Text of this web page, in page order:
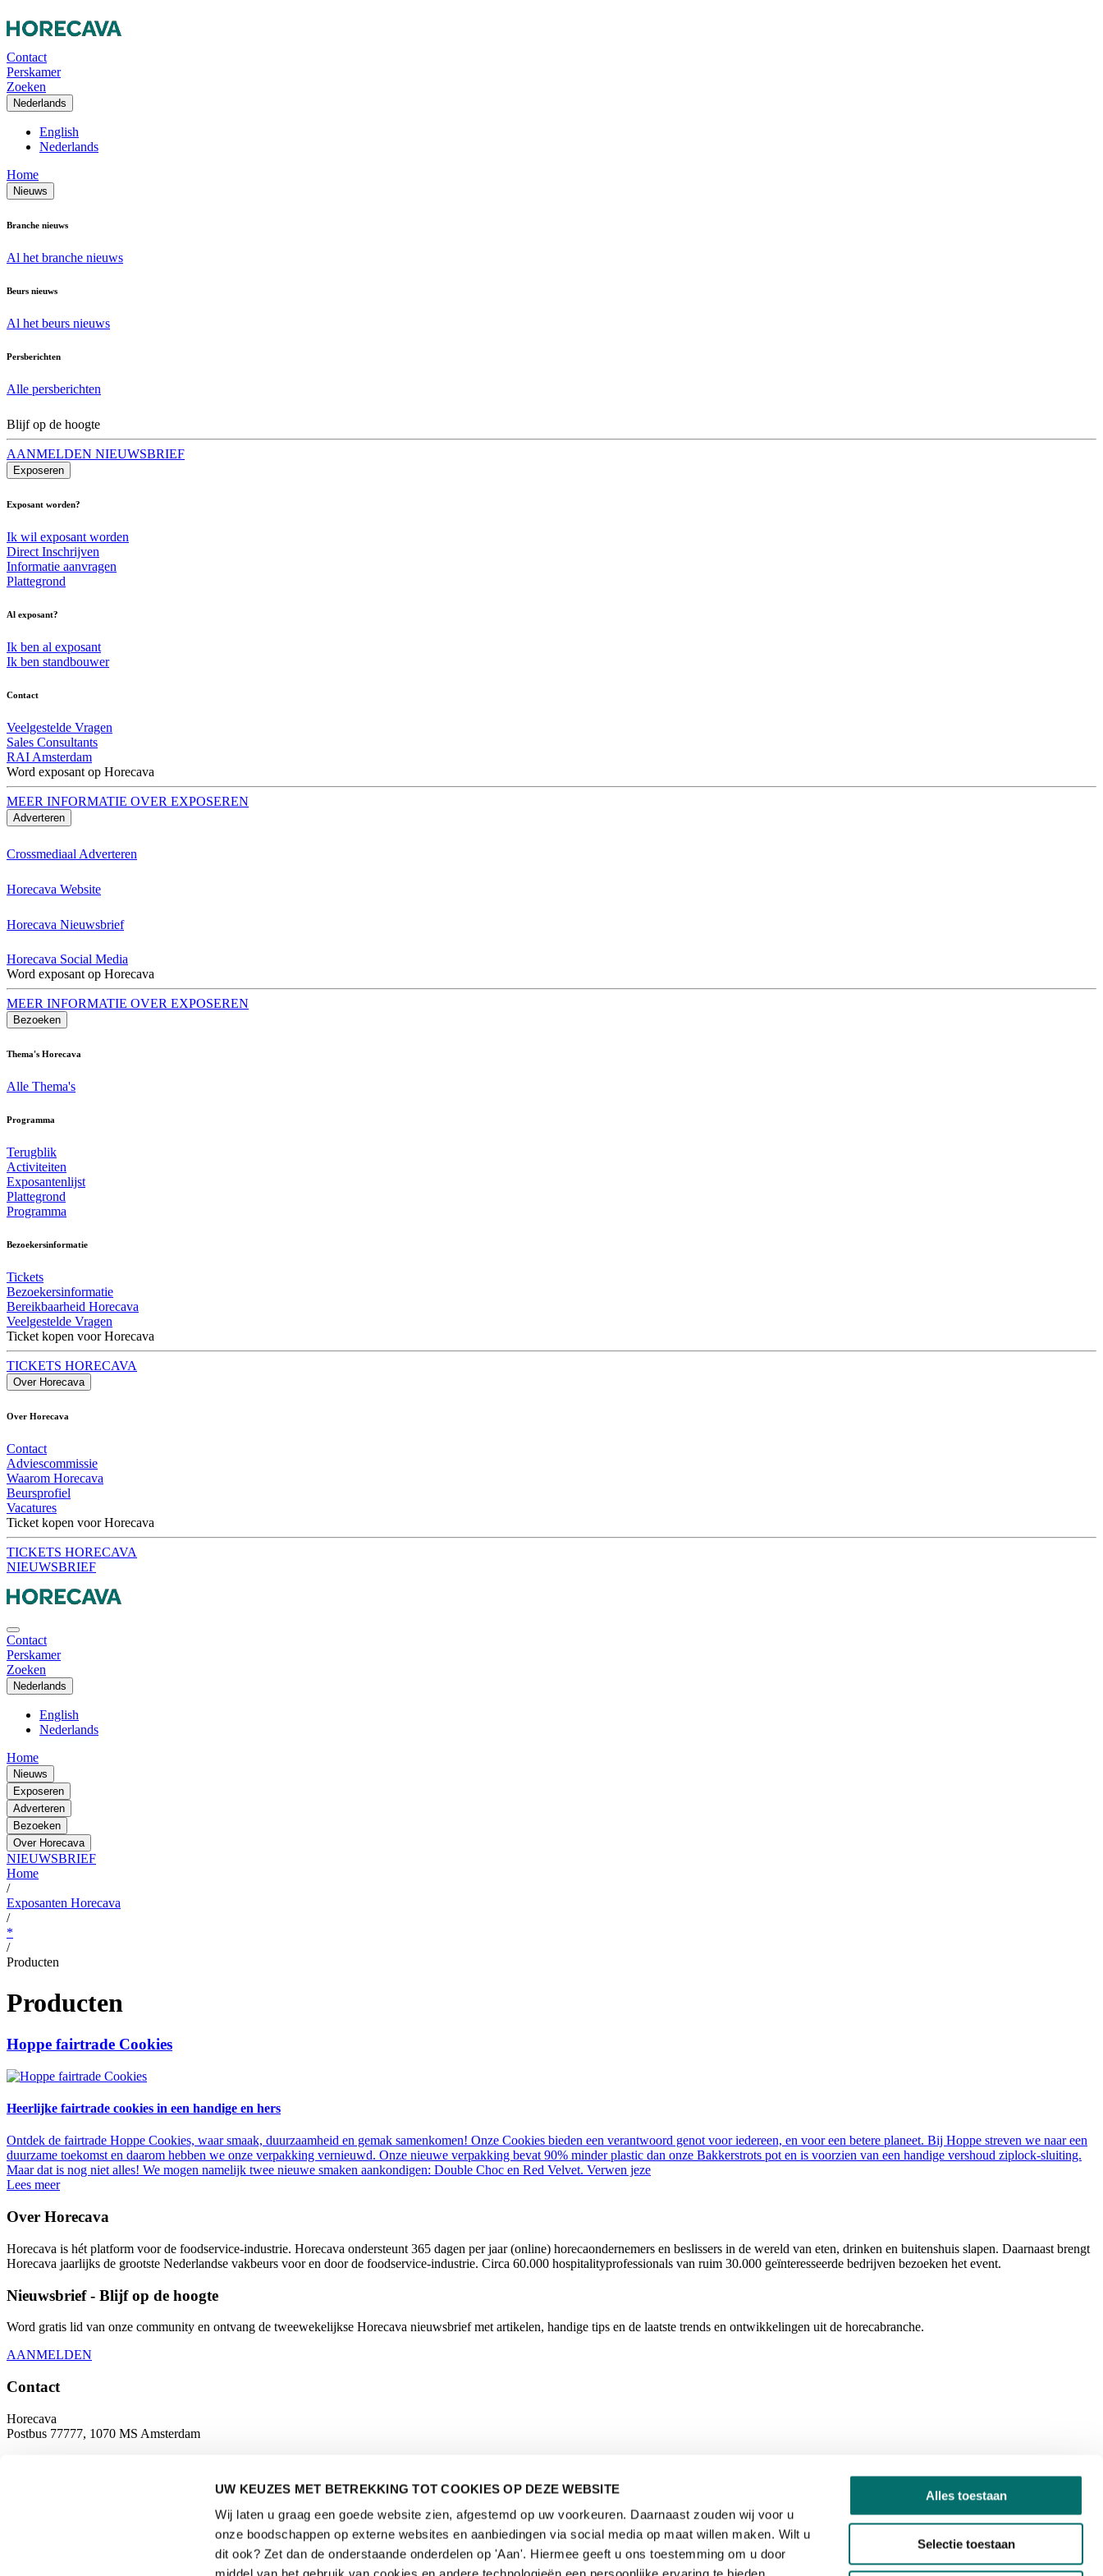
UW KEUZES MET BETREKKING TOT COOKIES OP DEZE WEBSITE
Wij laten u graag een goede website zien, afgestemd op uw voorkeuren. Daarnaast zouden wij voor u
onze boodschappen op externe websites en aanbiedingen via social media op maat willen maken. Wilt u
dit ook? Zet dan de onderstaande onderdelen op 'Aan'. Hiermee geeft u ons toestemming om u door
Alles toestaan
Selectie toestaan
Contact
Perskamer
Zoeken
Nederlands
English
Nederlands
Home
Nieuws
Branche nieuws
Al het branche nieuws
Beurs nieuws
Al het beurs nieuws
Persberichten
Alle persberichten
Blijf op de hoogte
AANMELDEN NIEUWSBRIEF
Exposeren
Exposant worden?
Ik wil exposant worden
Direct Inschrijven
Informatie aanvragen
Plattegrond
Al exposant?
Ik ben al exposant
Ik ben standbouwer
Contact
Veelgestelde Vragen
Sales Consultants
RAI Amsterdam
Word exposant op Horecava
MEER INFORMATIE OVER EXPOSEREN
Adverteren
Crossmediaal Adverteren
Horecava Website
Horecava Nieuwsbrief
Horecava Social Media
Word exposant op Horecava
MEER INFORMATIE OVER EXPOSEREN
Bezoeken
Thema's Horecava
Alle Thema's
Programma
Terugblik
Activiteiten
Exposantenlijst
Plattegrond
Programma
Bezoekersinformatie
Tickets
Bezoekersinformatie
Bereikbaarheid Horecava
Veelgestelde Vragen
Ticket kopen voor Horecava
TICKETS HORECAVA
Over Horecava
Over Horecava
Contact
Adviescommissie
Waarom Horecava
Beursprofiel
Vacatures
Ticket kopen voor Horecava
TICKETS HORECAVA
NIEUWSBRIEF
Contact
Perskamer
Zoeken
Nederlands
English
Nederlands
Home
Nieuws
Exposeren
Adverteren
Bezoeken
Over Horecava
NIEUWSBRIEF
Home
/
Exposanten Horecava
/
*
/
Producten
Producten
Hoppe fairtrade Cookies
Heerlijke fairtrade cookies in een handige en hers
Ontdek de fairtrade Hoppe Cookies, waar smaak, duurzaamheid en gemak samenkomen! Onze Cookies bieden een verantwoord genot voor iedereen, en voor een betere planeet. Bij Hoppe streven we naar een
duurzame toekomst en daarom hebben we onze verpakking vernieuwd. Onze nieuwe verpakking bevat 90% minder plastic dan onze Bakkerstrots pot en is voorzien van een handige vershoud ziplock-sluiting.
Maar dat is nog niet alles! We mogen namelijk twee nieuwe smaken aankondigen: Double Choc en Red Velvet. Verwen jeze
Lees meer
Over Horecava
Horecava is hét platform voor de foodservice-industrie. Horecava ondersteunt 365 dagen per jaar (online) horecaondernemers en beslissers in de wereld van eten, drinken en buitenshuis slapen. Daarnaast brengt
Horecava jaarlijks de grootste Nederlandse vakbeurs voor en door de foodservice-industrie. Circa 60.000 hospitalityprofessionals van ruim 30.000 geïnteresseerde bedrijven bezoeken het event.
Nieuwsbrief - Blijf op de hoogte
Word gratis lid van onze community en ontvang de tweewekelijkse Horecava nieuwsbrief met artikelen, handige tips en de laatste trends en ontwikkelingen uit de horecabranche.
AANMELDEN
Contact
Horecava
Postbus 77777, 1070 MS Amsterdam